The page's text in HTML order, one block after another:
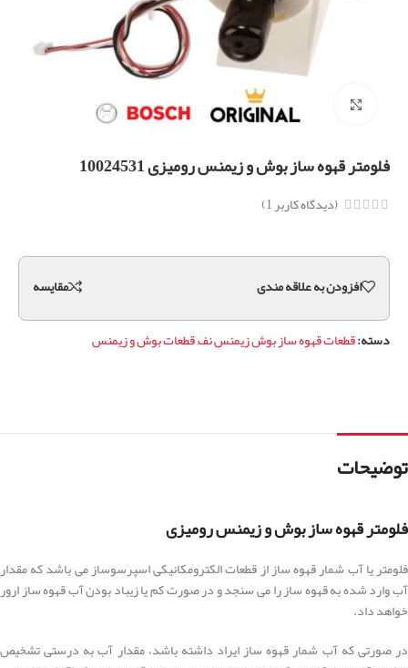
برای بزرگنمایی کلیک کنید
فلومتر قهوه ساز بوش و زیمنس رومیزی 10024531
(دیدگاه کاربر1
)
افزودن به علاقه مندی مقايسه
دسته:قطعات قهوه ساز بوش زیمنس نف,قطعات بوش و زیمنس
توضیحات
فلومتر قهوه ساز بوش و زیمنس رومیزی
فلومتر یا آب شمار قهوه ساز از قطعات الکترومکانیکی اسپرسوساز می باشد که مقدار
آب وارد شده به قهوه ساز را می سنجد و در صورت کم یا زیباد بودن آب قهوه ساز ارور
خواهد داد.
در صورتی که آب شمار قهوه ساز ایراد داشته باشد، مقدار آب به درستی تشخیص